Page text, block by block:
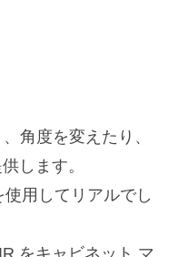
角度を変えたり、
します。
用してリアルでし
をキャビネット マ